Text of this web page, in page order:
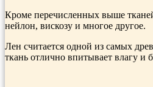
Кроме перечисленных выше
нейлон, вискозу и многое другое.
Лен считается одной из самых
ткань отлично впитывает влагу и